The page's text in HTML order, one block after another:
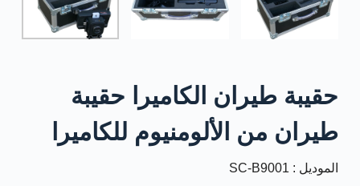
حقيبة طيران الكاميرا حقيبة
طيران من الألومنيوم للكاميرا
الموديل : SC-B9001